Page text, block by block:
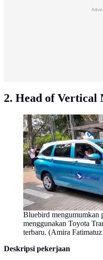
2. Head of Vertical
Bluebird mengumumkan
menggunakan Toyota
terbaru. (Amira
Deskripsi pekerjaan